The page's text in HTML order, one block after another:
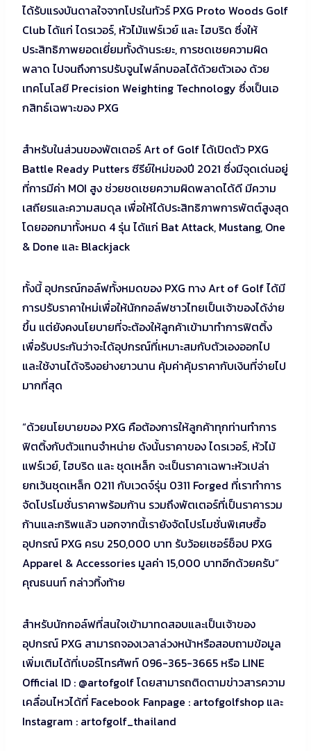
ได้รับแรงบันดาลใจจากโปรในทัวร์ PXG Proto Woods Golf
Club ได้แก่ ไดรเวอร์, หัวไม้แฟร์เวย์ และ ไฮบริด ซึ่งให้
ประสิทธิภาพยอดเยี่ยมทั้งด้านระยะ, การชดเชยความผิด
พลาด ไปจนถึงการปรับจูนไฟล์ทบอลได้ด้วยตัวเอง ด้วย
เทคโนโลยี Precision Weighting Technology ซึ่งเป็นเอ
กสิทธ์เฉพาะของ PXG
สำหรับในส่วนของพัตเตอร์ Art of Golf ได้เปิดตัว PXG
Battle Ready Putters ซีรีย์ใหม่ของปี 2021 ซึ่งมีจุดเด่นอยู่
ที่การมีค่า MOI สูง ช่วยชดเชยความผิดพลาดได้ดี มีความ
เสถียรและความสมดุล เพื่อให้ได้ประสิทธิภาพการพัตต์สูงสุด
โดยออกมาทั้งหมด 4 รุ่น ได้แก่ Bat Attack, Mustang, One
& Done และ Blackjack
ทั้งนี้ อุปกรณ์กอล์ฟทั้งหมดของ PXG ทาง Art of Golf ได้มี
การปรับราคาใหม่เพื่อให้นักกอล์ฟชาวไทยเป็นเจ้าของได้ง่าย
ขึ้น แต่ยังคงนโยบายที่จะต้องให้ลูกค้าเข้ามาทำการฟิตติ้ง
เพื่อรับประกันว่าจะได้อุปกรณ์ที่เหมาะสมกับตัวเองออกไป
และใช้งานได้จริงอย่างยาวนาน คุ้มค่าคุ้มราคากับเงินที่จ่ายไป
มากที่สุด
“ด้วยนโยบายของ PXG คือต้องการให้ลูกค้าทุกท่านทำการ
ฟิตติ้งกับตัวแทนจำหน่าย ดังนั้นราคาของ ไดรเวอร์, หัวไม้
แฟร์เวย์, ไฮบริด และ ชุดเหล็ก จะเป็นราคาเฉพาะหัวเปล่า
ยกเว้นชุดเหล็ก 0211 กับเวดจ์รุ่น 0311 Forged ที่เราทำการ
จัดโปรโมชั่นราคาพร้อมก้าน รวมถึงพัตเตอร์ที่เป็นราคารวม
ก้านและกริพแล้ว นอกจากนี้เรายังจัดโปรโมชั่นพิเศษซื้อ
อุปกรณ์ PXG ครบ 250,000 บาท รับว้อยเชอร์ช็อป PXG
Apparel & Accessories มูลค่า 15,000 บาทอีกด้วยครับ”
คุณธนนท์ กล่าวทิ้งท้าย
สำหรับนักกอล์ฟที่สนใจเข้ามาทดสอบและเป็นเจ้าของ
อุปกรณ์ PXG สามารถจองเวลาล่วงหน้าหรือสอบถามข้อมูล
เพิ่มเติมได้ที่เบอร์โทรศัพท์ 096-365-3665 หรือ LINE
Official ID : @artofgolf โดยสามารถติดตามข่าวสารความ
เคลื่อนไหวได้ที่ Facebook Fanpage : artofgolfshop และ
Instagram : artofgolf_thailand